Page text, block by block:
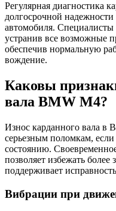
Регулярная диагностика
долгосрочной
автомобиля. Специалисты
устранив все возможные
обеспечив нормальную
вождение.
Каковы
вала BMW M4?
Износ карданного вала в
серьезным поломкам,
состоянию.
позволяет избежать более
поддерживает
Вибрации при